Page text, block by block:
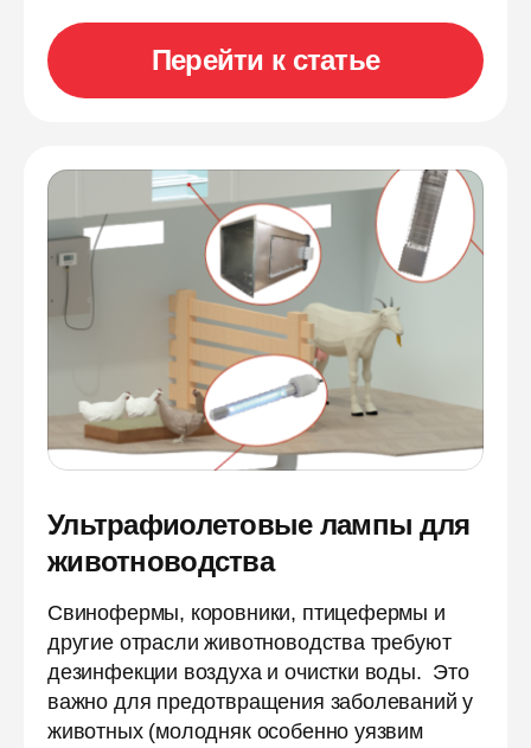
Перейти к статье
Ультрафиолетовые лампы для
животноводства
Свинофермы, коровники, птицефермы и
другие отрасли животноводства требуют
дезинфекции воздуха и очистки воды. Это
важно для предотвращения заболеваний у
животных (молодняк особенно уязвим